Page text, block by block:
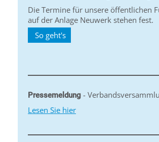
Die Termine für unsere öffentlichen
auf der Anlage Neuwerk stehen fest.
So geht's
Pressemeldung -
Lesen Sie hier